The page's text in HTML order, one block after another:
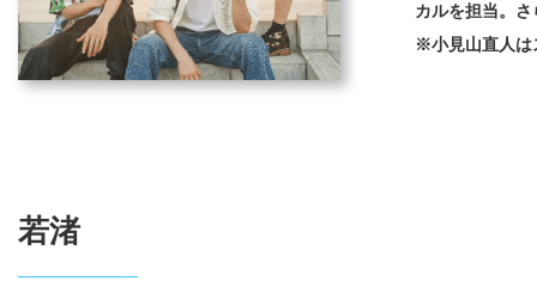
カルを担当。
※小見山直人は
若渚